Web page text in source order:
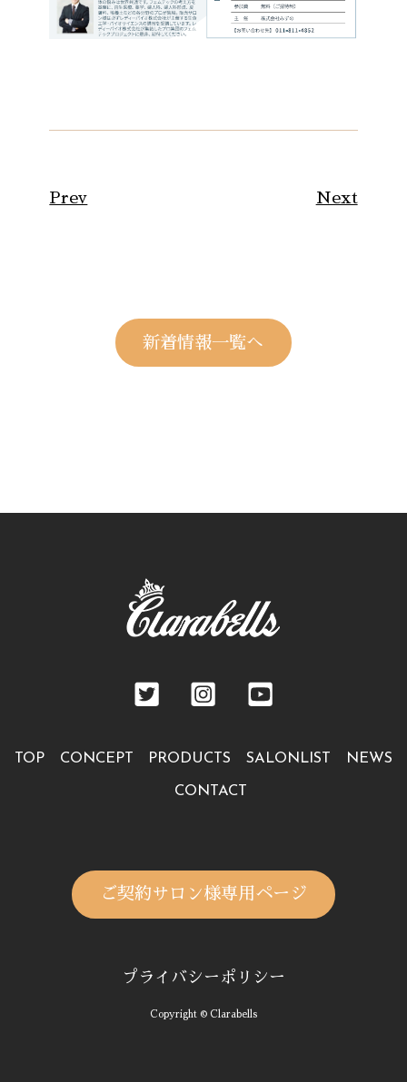
Prev Next
新着情報一覧へ
TOP CONCEPT PRODUCTS SALONLIST NEWS
CONTACT
ご契約サロン様専用ページ
プライバシーポリシー
Copyright © Clarabells